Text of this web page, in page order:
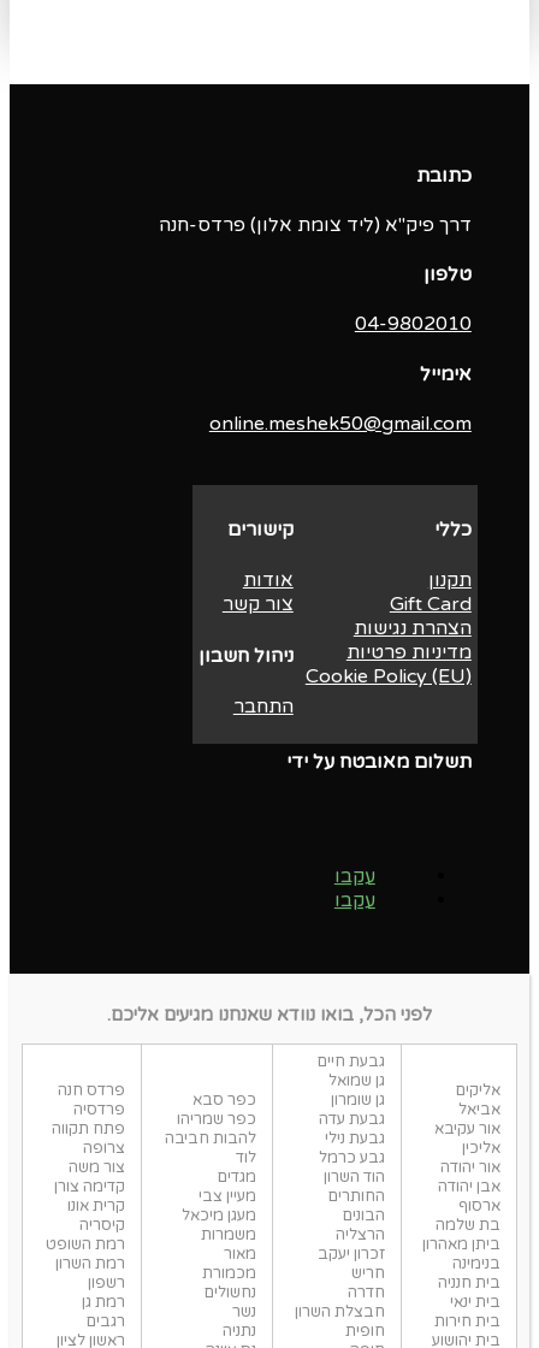
תשלום מאובטח על ידי
עקבו
עקבו
קישורים
אודות
צור קשר
ניהול חשבון
התחבר
כללי
תקנון
Gift Card
הצהרת נגישות
מדיניות פרטיות
Cookie Policy (EU)
כתובת
דרך פיק"א (ליד צומת אלון) פרדס-חנה
טלפון
04-9802010‬
אימייל
online.meshek50@gmail.com
לפני הכל, בואו נוודא שאנחנו מגיעים אליכם.
אליקים
אביאל
אור עקיבא
אליכין
אור יהודה
אבן יהודה
ארסוף
בת שלמה
ביתן מאהרון
בנימינה
בית חנניה
בית ינאי
בית חירות
בית יהושוע
גבעת חיים
גן שמואל
גן שומרון
גבעת עדה
גבעת נילי
גבע כרמל
הוד השרון
החותרים
הבונים
הרצליה
זכרון יעקב
חריש
חדרה
חבצלת השרון
חופית
כפר סבא
כפר שמריהו
להבות חביבה
לוד
מגדים
מעיין צבי
מעגן מיכאל
משמרות
מאור
מכמורת
נחשולים
נשר
נתניה
פרדס חנה
פרדסיה
פתח תקווה
צרופה
צור משה
קדימה צורן
קרית אונו
קיסריה
רמת השופט
רמת השרון
רשפון
רמת גן
רגבים
ראשון לציון